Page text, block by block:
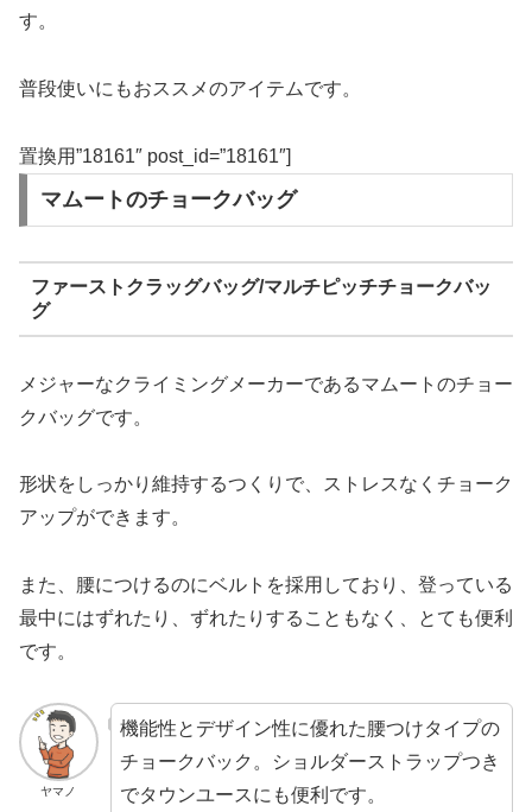
す。
普段使いにもおススメのアイテムです。
置換用”18161″ post_id=”18161″]
マムートのチョークバッグ
ファーストクラッグバッグ/マルチピッチチョークバッ
グ
メジャーなクライミングメーカーであるマムートのチョー
クバッグです。
形状をしっかり維持するつくりで、ストレスなくチョーク
アップができます。
また、腰につけるのにベルトを採用しており、登っている
最中にはずれたり、ずれたりすることもなく、とても便利
です。
ヤマノ
機能性とデザイン性に優れた腰つけタイプの
チョークバック。ショルダーストラップつき
でタウンユースにも便利です。